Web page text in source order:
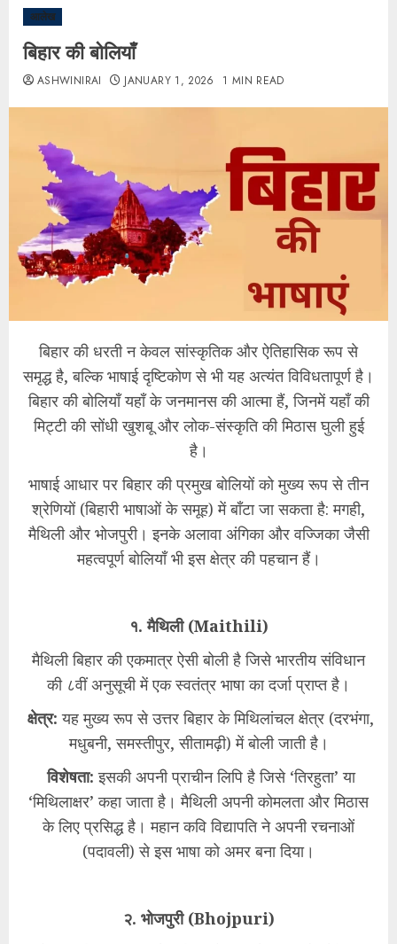
आलेख
बिहार की बोलियाँ
ASHWINIRAI JANUARY 1, 2026 1 MIN READ
बिहार की धरती न केवल सांस्कृतिक और ऐतिहासिक रूप से
समृद्ध है, बल्कि भाषाई दृष्टिकोण से भी यह अत्यंत विविधतापूर्ण है।
बिहार की बोलियाँ यहाँ के जनमानस की आत्मा हैं, जिनमें यहाँ की
मिट्टी की सोंधी खुशबू और लोक-संस्कृति की मिठास घुली हुई
है।
भाषाई आधार पर बिहार की प्रमुख बोलियों को मुख्य रूप से तीन
श्रेणियों (बिहारी भाषाओं के समूह) में बाँटा जा सकता है: मगही,
मैथिली और भोजपुरी। इनके अलावा अंगिका और वज्जिका जैसी
महत्वपूर्ण बोलियाँ भी इस क्षेत्र की पहचान हैं।
१. मैथिली (Maithili)
मैथिली बिहार की एकमात्र ऐसी बोली है जिसे भारतीय संविधान
की ८वीं अनुसूची में एक स्वतंत्र भाषा का दर्जा प्राप्त है।
क्षेत्र: यह मुख्य रूप से उत्तर बिहार के मिथिलांचल क्षेत्र (दरभंगा,
मधुबनी, समस्तीपुर, सीतामढ़ी) में बोली जाती है।
विशेषता: इसकी अपनी प्राचीन लिपि है जिसे ‘तिरहुता’ या
‘मिथिलाक्षर’ कहा जाता है। मैथिली अपनी कोमलता और मिठास
के लिए प्रसिद्ध है। महान कवि विद्यापति ने अपनी रचनाओं
(पदावली) से इस भाषा को अमर बना दिया।
२. भोजपुरी (Bhojpuri)